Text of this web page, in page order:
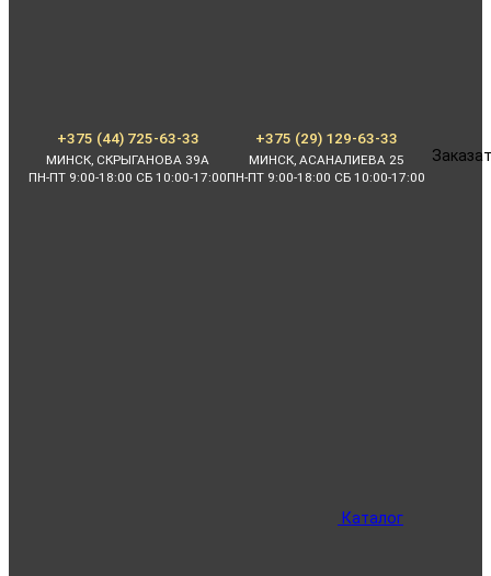
+375 (44) 725-63-33
МИНСК, СКРЫГАНОВА 39А
ПН-ПТ 9:00-18:00 СБ 10:00-17:00
+375 (29) 129-63-33
МИНСК, АСАНАЛИЕВА 25
ПН-ПТ 9:00-18:00 СБ 10:00-17:00
Каталог